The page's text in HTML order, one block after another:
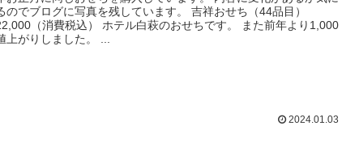
のでブログに写真を残しています。 吉祥おせち（44品目）
（消費税込） ホテル白萩のおせちです。 また前年より1,000
上がりしました。 ...
2024.01.03